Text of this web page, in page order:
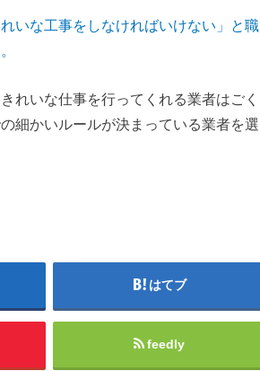
いな工事をしなければいけない」と職
れいな仕事を行ってくれる業者はごく
細かいルールが決まっている業者を選
はてブ
feedly